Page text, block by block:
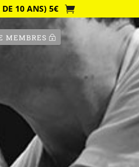
DE 10 ANS) 5€
MEMBRES